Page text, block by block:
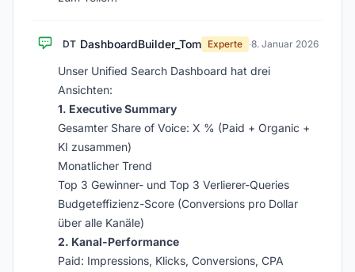
DT DashboardBuilder_Tom Experte ·8. Januar 2026
Unser Unified Search Dashboard hat drei
Ansichten:
1. Executive Summary
Gesamter Share of Voice: X % (Paid + Organic +
KI zusammen)
Monatlicher Trend
Top 3 Gewinner- und Top 3 Verlierer-Queries
Budgeteffizienz-Score (Conversions pro Dollar
über alle Kanäle)
2. Kanal-Performance
Paid: Impressions, Klicks, Conversions, CPA